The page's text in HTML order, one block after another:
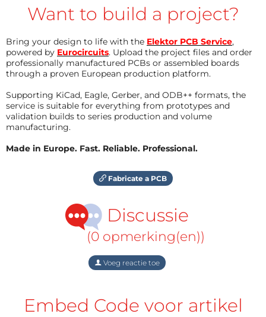
Want to build a project?
Bring your design to life with the Elektor PCB Service,
powered by Eurocircuits. Upload the project files and order
professionally manufactured PCBs or assembled boards
through a proven European production platform.
Supporting KiCad, Eagle, Gerber, and ODB++ formats, the
service is suitable for everything from prototypes and
validation builds to series production and volume
manufacturing.
Made in Europe. Fast. Reliable. Professional.
Fabricate a PCB
Discussie
(0 opmerking(en))
Voeg reactie toe
Embed Code voor artikel